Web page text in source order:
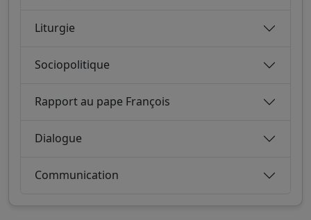
Liturgie
Sociopolitique
Rapport au pape François
Dialogue
Communication